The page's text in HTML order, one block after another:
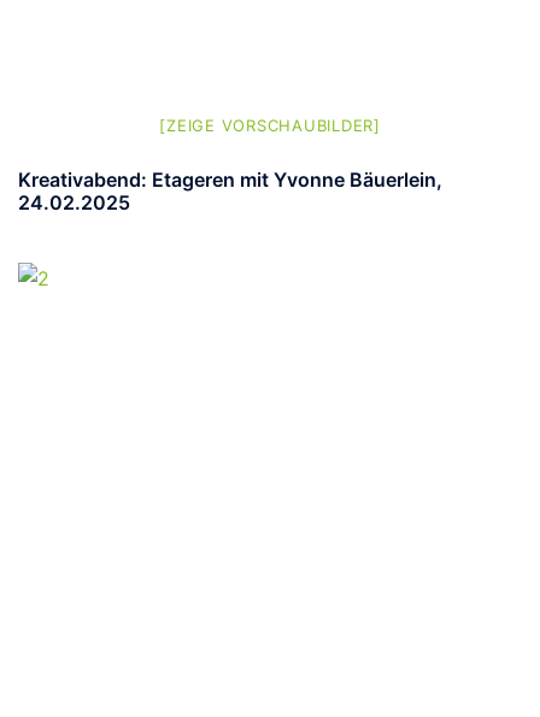
[ZEIGE VORSCHAUBILDER]
Kreativabend: Etageren mit Yvonne Bäuerlein,
24.02.2025